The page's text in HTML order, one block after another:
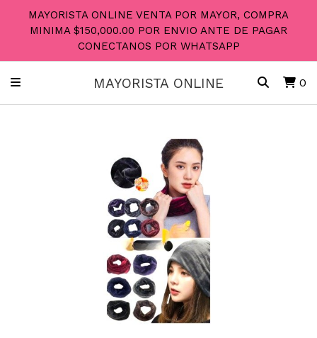
MAYORISTA ONLINE VENTA POR MAYOR, COMPRA
MINIMA $150,000.00 POR ENVIO ANTE DE PAGAR
CONECTANOS POR WHATSAPP
MAYORISTA ONLINE 0